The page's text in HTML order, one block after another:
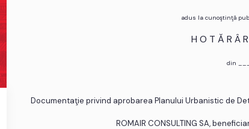
adus la cunoştinţă
H O T Ă R Â
din
Documentaţie privind aprobarea Planului Urbanistic de
ROMAIR CONSULTING SA,